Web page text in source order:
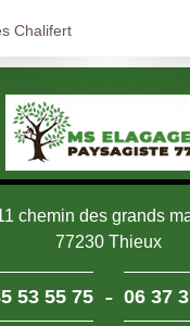
Chalifert
chemin des grands
77230 Thieux
53 55 75 - 06 37